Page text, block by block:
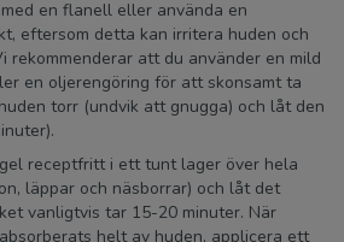
en flanell eller använda en
eftersom detta kan irritera huden och
rekommenderar att du använder en mild
en oljerengöring för att skonsamt ta
torr (undvik att gnugga) och låt den
receptfritt i ett tunt lager över hela
läppar och näsborrar) och låt det
vanligtvis tar 15-20 minuter. När
helt av huden, applicera ett